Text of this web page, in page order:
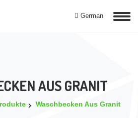
German
AUS GRANIT
Waschbecken Aus Granit